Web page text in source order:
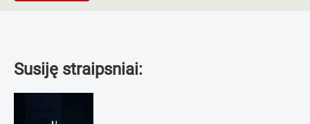
Susiję straipsniai: